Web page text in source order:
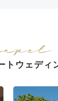
トウェディ